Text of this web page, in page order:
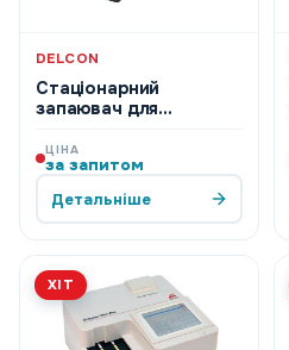
DELCON
Стаціонарний
запаювач для
HemoWeld Slim
ЦІНА
за запитом
Детальніше
ХІТ